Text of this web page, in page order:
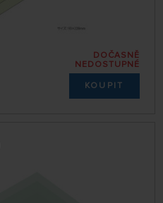
DOČASNĚ
NEDOSTUPNÉ
KOUPIT